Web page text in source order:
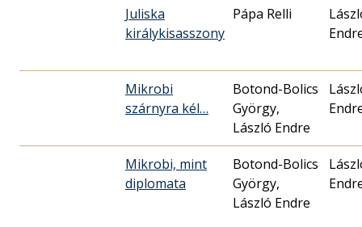
Juliska
királykisasszony
Pápa Relli
Mikrobi
szárnyra kél…
Botond-Bolics
György,
László Endre
Mikrobi, mint
diplomata
Botond-Bolics
György,
László Endre